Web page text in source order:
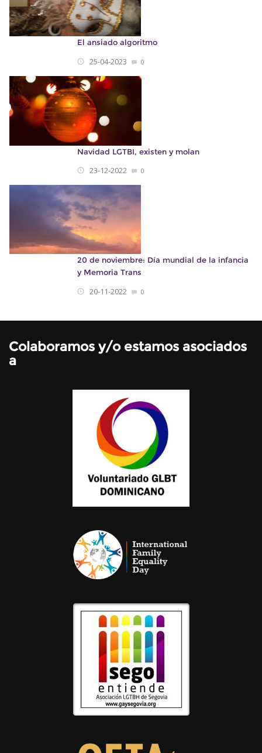
El ansiado algoritmo
25-04-2023 0
Navidad LGTBI, existen y molan
23-12-2022 0
20 de noviembre: Día mundial de la infancia
y Memoria Trans
20-11-2022 0
Colaboramos y/o estamos asociados
a